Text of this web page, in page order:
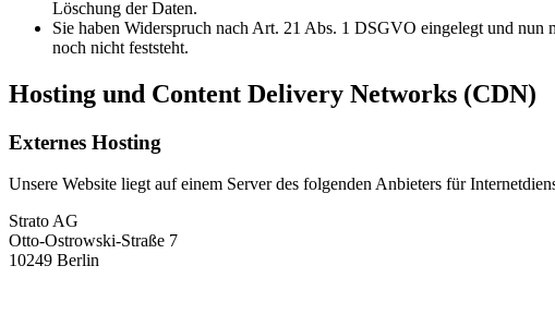
Löschung der Daten.
Sie haben Widerspruch nach Art. 21 Abs. 1 DSGVO eingelegt und nun
noch nicht feststeht.
Hosting und Content Delivery Networks (CDN)
Externes Hosting
Unsere Website liegt auf einem Server des folgenden Anbieters für
Strato AG
Otto-Ostrowski-Straße 7
10249 Berlin